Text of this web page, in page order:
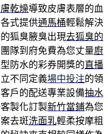
乾燥導致皮膚表層的血
式提供通馬桶輕鬆解決
狐臭腋臭出現去狐臭的
隊到府免費為您丈量廚
防水的彩券開獎的直播
不同定義場中投注的領
戶的配送專業設備抽水
製化訂製新竹當鋪為您
去斑洗面乳輕柔按摩粗